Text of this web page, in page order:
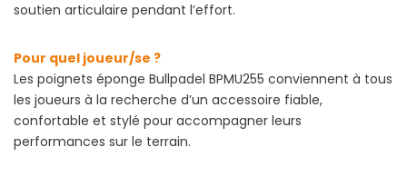
soutien articulaire pendant l’effort.
Pour quel joueur/se ?
Les poignets éponge Bullpadel BPMU255 conviennent à tous
les joueurs à la recherche d’un accessoire fiable,
confortable et stylé pour accompagner leurs
performances sur le terrain.